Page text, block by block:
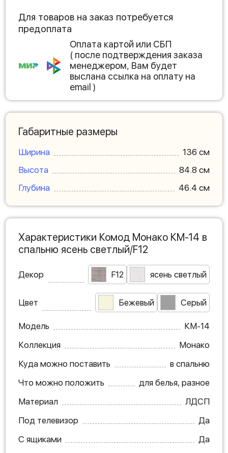
Для товаров на заказ потребуется
предоплата
Оплата картой или СБП
( после подтверждения заказа
менеджером, Вам будет
выслана ссылка на оплату на
email )
Габаритные размеры
Ширина
136 см
Высота
84.8 см
Глубина
46.4 см
Характеристики Комод Монако КМ-14 в
спальню ясень светлый/F12
Декор F12 ясень светлый
Цвет Бежевый Серый
Модель
КМ-14
Коллекция
Монако
Куда можно поставить
в спальню
Что можно положить
для белья, разное
Материал
ЛДСП
Под телевизор
Да
С ящиками
Да